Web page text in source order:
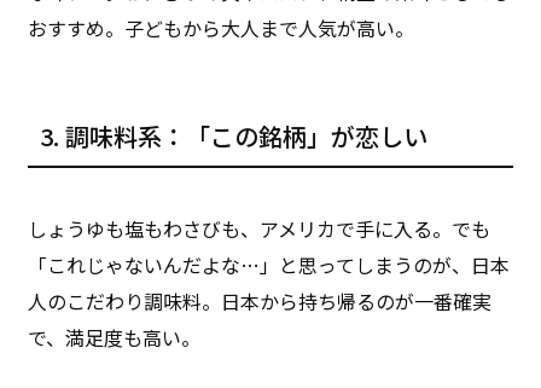
おすすめ。子どもから大人まで人気が高い。
3. 調味料系：「この銘柄」が恋しい
しょうゆも塩もわさびも、アメリカで手に入る。でも
「これじゃないんだよな…」と思ってしまうのが、日本
人のこだわり調味料。日本から持ち帰るのが一番確実
で、満足度も高い。